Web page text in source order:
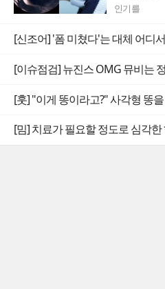
인기를
[신조어] '폼 미쳤다'는 대체 어디
[밈] 치료가 필요할 정도로 심각